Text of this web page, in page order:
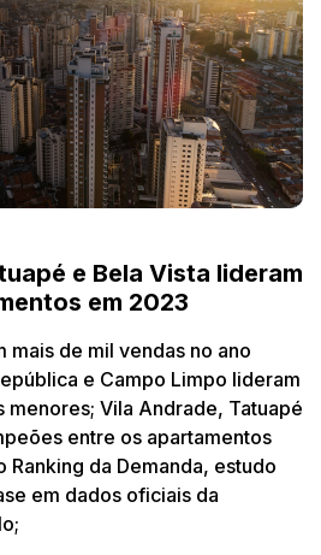
e Bela Vista lideram
em 2023
mais de mil vendas no ano
e Campo Limpo lideram
menores; Vila Andrade, Tatuapé
entre os apartamentos
Ranking da Demanda, estudo
em dados oficiais da